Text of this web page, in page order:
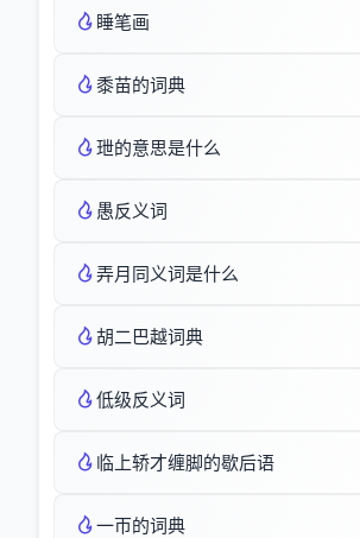
睡笔画
黍苗的词典
玴的意思是什么
愚反义词
弄月同义词是什么
胡二巴越词典
低级反义词
临上轿才缠脚的歇后语
一帀的词典